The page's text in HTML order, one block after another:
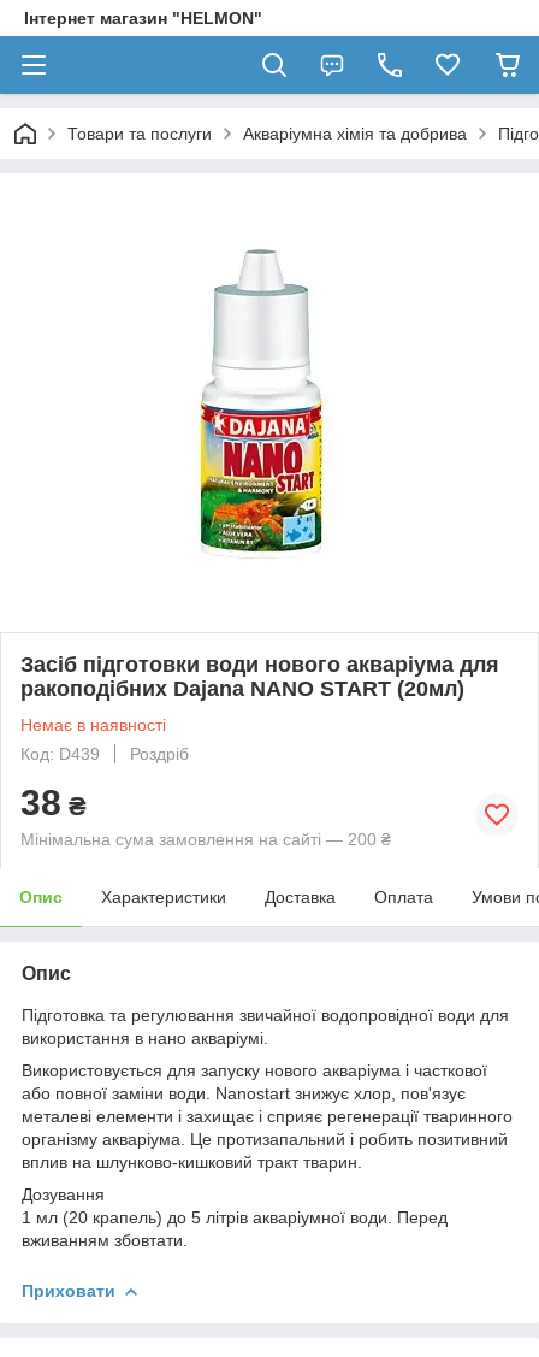
Інтернет магазин "HELMON"
Товари та послуги Акваріумна хімія та добрива
Засіб підготовки води нового акваріума для
ракоподібних Dajana NANO START (20мл)
Немає в наявності
Код: D439
Роздріб
38 ₴
Мінімальна сума замовлення на сайті — 200 ₴
Опис Характеристики Доставка Оплата Умови
Опис
Підготовка та регулювання звичайної водопровідної води для
використання в нано акваріумі.
Використовується для запуску нового акваріума і часткової
або повної заміни води. Nanostart знижує хлор, пов'язує
металеві елементи і захищає і сприяє регенерації тваринного
організму акваріума. Це протизапальний і робить позитивний
вплив на шлунково-кишковий тракт тварин.
Дозування
1 мл (20 крапель) до 5 літрів акваріумної води. Перед
вживанням збовтати.
Приховати